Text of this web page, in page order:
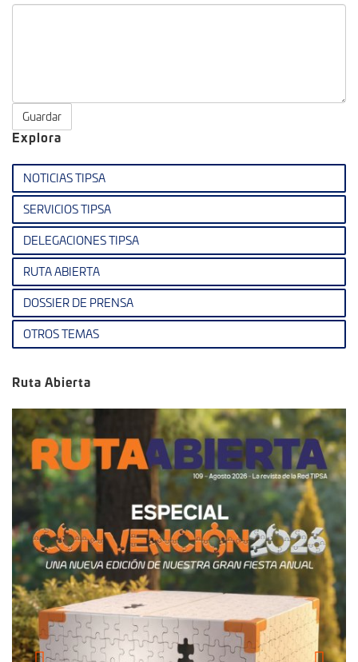
Guardar
Explora
NOTICIAS TIPSA
SERVICIOS TIPSA
DELEGACIONES TIPSA
RUTA ABIERTA
DOSSIER DE PRENSA
OTROS TEMAS
Ruta Abierta